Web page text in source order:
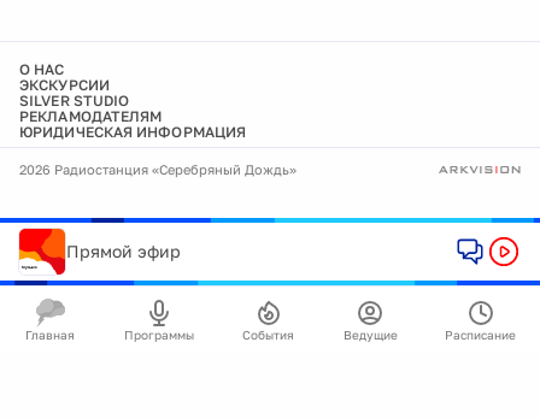
О НАС
ЭКСКУРСИИ
SILVER STUDIO
РЕКЛАМОДАТЕЛЯМ
ЮРИДИЧЕСКАЯ ИНФОРМАЦИЯ
2026 Радиостанция «Серебряный Дождь»
Прямой эфир
Главная Программы События Ведущие Расписание